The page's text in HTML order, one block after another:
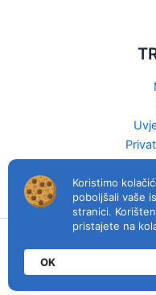
Koristimo
poboljšali vaše
stranici.
pristajete na
OK